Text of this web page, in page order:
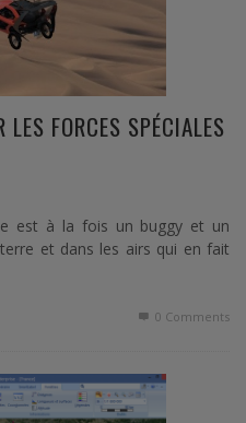
FORCES SPÉCIALES
est à la fois un buggy et un
et dans les airs qui en fait
0 Comments